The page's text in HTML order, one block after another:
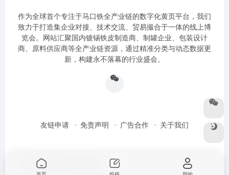
作为全球首个专注于马口铁全产业链的数字化黄页平台，我们
致力于打造集企业对接、技术交流、贸易撮合于一体的线上博
览会。网站汇聚国内镀锡铁皮制造商、制罐企业、包装设计
商、原料供应商等全产业链资源，通过精准分类与动态数据更
新，构建永不落幕的行业盛会。
友链申请 免责声明 广告合作 关于我们
Copyright © 2026